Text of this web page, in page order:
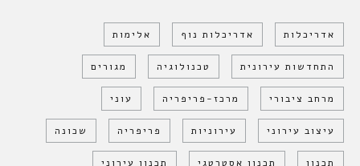
אדריכלות אדריכלות נוף אלימות
התחדשות עירונית טכנולוגיה מגורים
מרחב ציבורי מרכז-פריפריה עוני
עיצוב עירוני עירוניות פריפריה שכונה
תכנון תכנון אסטרטגי תכנון עירוני